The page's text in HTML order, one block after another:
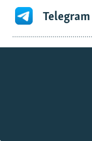
Telegram